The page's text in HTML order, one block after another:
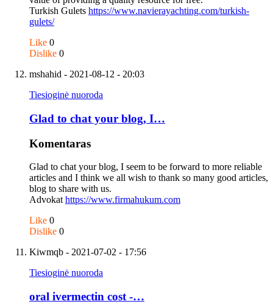
Turkish Gulets https://www.navierayachting.com/turkish-
gulets/
Like 0
Dislike 0
mshahid - 2021-08-12 - 20:03
Tiesioginė nuoroda
Glad to chat your blog, I…
Komentaras
Glad to chat your blog, I seem to be forward to more reliable
articles and I think we all wish to thank so many good articles,
blog to share with us.
Advokathttps://www.firmahukum.com
Like 0
Dislike 0
Kiwmqb - 2021-07-02 - 17:56
Tiesioginė nuoroda
oral ivermectin cost -…